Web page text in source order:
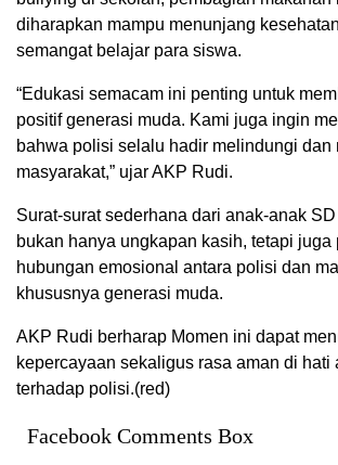
diharapkan mampu menunjang
semangat belajar para siswa.
“Edukasi semacam ini penting untuk
positif generasi muda. Kami juga ingin
bahwa polisi selalu hadir melindungi dan
masyarakat,” ujar AKP Rudi.
Surat-surat sederhana dari anak-anak
bukan hanya ungkapan kasih, tetapi juga
hubungan emosional antara polisi dan
khususnya generasi muda.
AKP Rudi berharap Momen ini dapat
kepercayaan sekaligus rasa aman di hati
terhadap polisi.(red)
Facebook Comments Box